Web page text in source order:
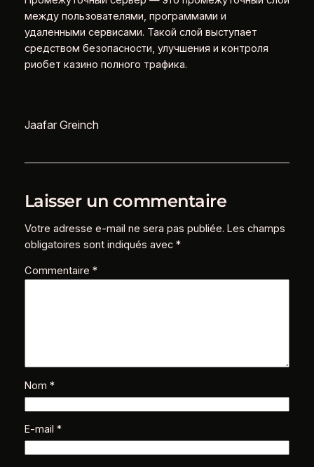
между пользователями, программами и
удаленными сервисами. Такой слой выступает
средством безопасности, улучшения и контроля
риобет казино полного трафика.
Jaafar Greinch
Laisser un commentaire
Votre adresse e-mail ne sera pas publiée. Les champs
obligatoires sont indiqués avec *
Commentaire *
Nom *
E-mail *